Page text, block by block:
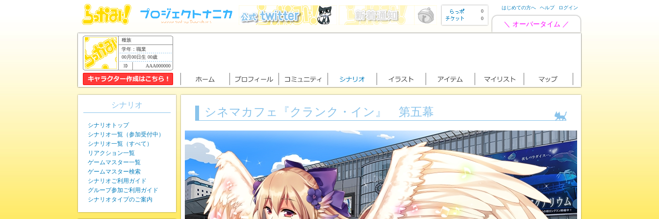
0
0
はじめての方へ ヘルプ ログイン
＼ オーバータイム ／
種族
学年：職業
00月00日生 00歳
AAA000000
シネマカフェ『クランク・イン』 第五幕
シナリオ
シナリオトップ
シナリオ一覧（参加受付中）
シナリオ一覧（すべて）
リアクション一覧
ゲームマスター一覧
ゲームマスター検索
シナリオご利用ガイド
グループ参加ご利用ガイド
シナリオタイプのご案内